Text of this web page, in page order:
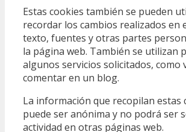
Estas cookies también se pueden
recordar los cambios realizados en
texto, fuentes y otras partes
la página web. También se utilizan
algunos servicios solicitados, como
comentar en un blog.
La información que recopilan estas
puede ser anónima y no podrá ser
actividad en otras páginas web.